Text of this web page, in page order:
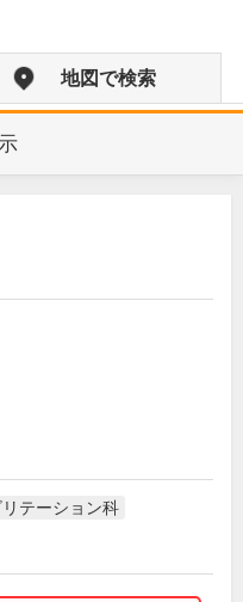
地図で検索
リテーション科